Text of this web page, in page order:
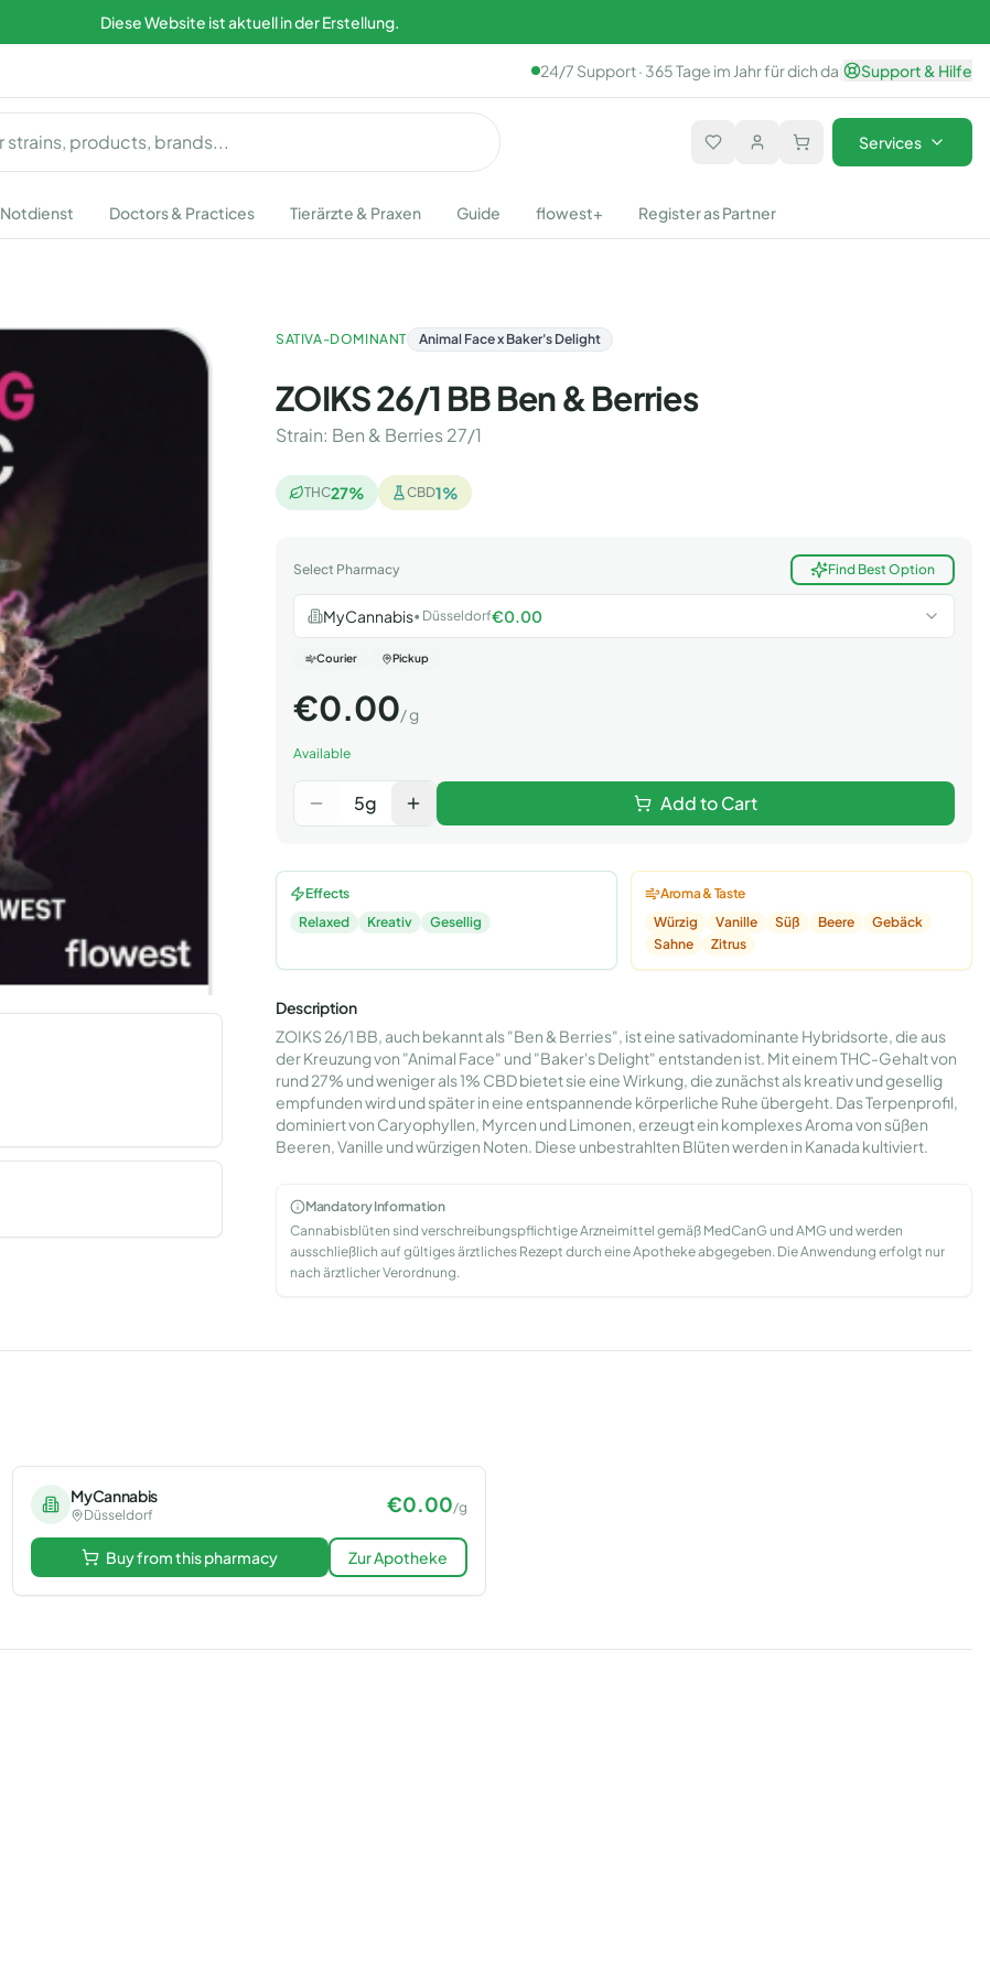
Diese Website ist aktuell in der Erstellung.
24/7 Support · 365 Tage im Jahr für dich da Support & Hilfe
Services
Notdienst Doctors & Practices Tierärzte & Praxen Guide flowest+ Register as Partner
SATIVA-DOMINANT Animal Face x Baker's Delight
ZOIKS 26/1 BB Ben & Berries
Strain: Ben & Berries 27/1
THC27% CBD1%
Select Pharmacy Find Best Option
MyCannabis• Düsseldorf€0.00
Courier Pickup
€0.00/g
Available
5g Add to Cart
Effects
Relaxed
Kreativ Gesellig
Aroma & Taste
Würzig
Vanille Süß Beere
Gebäck
Sahne
Zitrus
Description
ZOIKS 26/1 BB, auch bekannt als "Ben & Berries", ist eine sativadominante Hybridsorte, die aus
der Kreuzung von "Animal Face" und "Baker's Delight" entstanden ist. Mit einem THC-Gehalt von
rund 27% und weniger als 1% CBD bietet sie eine Wirkung, die zunächst als kreativ und gesellig
empfunden wird und später in eine entspannende körperliche Ruhe übergeht. Das Terpenprofil,
dominiert von Caryophyllen, Myrcen und Limonen, erzeugt ein komplexes Aroma von süßen
Beeren, Vanille und würzigen Noten. Diese unbestrahlten Blüten werden in Kanada kultiviert.
Mandatory Information
Cannabisblüten sind verschreibungspflichtige Arzneimittel gemäß MedCanG und AMG und werden
ausschließlich auf gültiges ärztliches Rezept durch eine Apotheke abgegeben. Die Anwendung erfolgt nur
nach ärztlicher Verordnung.
MyCannabis
Düsseldorf €0.00/g
Buy from this pharmacy Zur Apotheke